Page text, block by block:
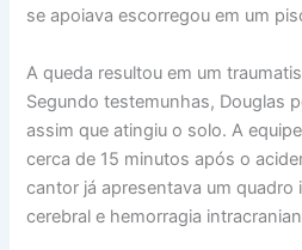
se apoiava escorregou em um
A queda resultou em um
Segundo testemunhas, Douglas
assim que atingiu o solo. A
cerca de 15 minutos após o
cantor já apresentava um quadro
cerebral e hemorragia